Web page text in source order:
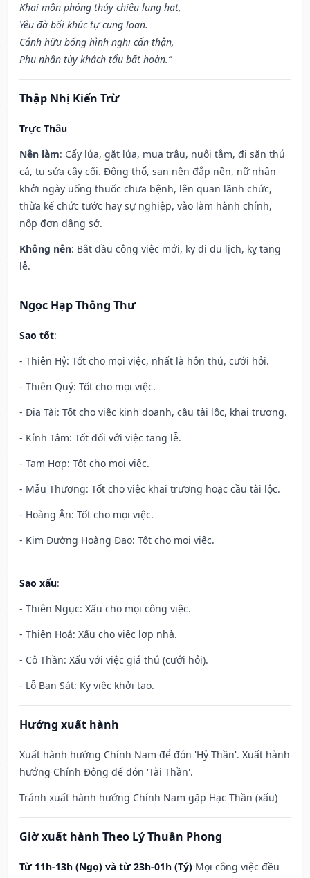
Khai môn phóng thủy chiêu lung hạt,
Yêu đà bối khúc tự cung loan.
Cánh hữu bổng hình nghi cẩn thận,
Phụ nhân tùy khách tẩu bất hoàn.”
Thập Nhị Kiến Trừ
Trực Thâu
Nên làm: Cấy lúa, gặt lúa, mua trâu, nuôi tằm, đi săn thú
cá, tu sửa cây cối. Động thổ, san nền đắp nền, nữ nhân
khởi ngày uống thuốc chưa bệnh, lên quan lãnh chức,
thừa kế chức tước hay sự nghiệp, vào làm hành chính,
nộp đơn dâng sớ.
Không nên: Bắt đầu công việc mới, kỵ đi du lịch, kỵ tang
lễ.
Ngọc Hạp Thông Thư
Sao tốt:
- Thiên Hỷ: Tốt cho mọi việc, nhất là hôn thú, cưới hỏi.
- Thiên Quý: Tốt cho mọi việc.
- Địa Tài: Tốt cho việc kinh doanh, cầu tài lộc, khai trương.
- Kính Tâm: Tốt đối với việc tang lễ.
- Tam Hợp: Tốt cho mọi việc.
- Mẫu Thương: Tốt cho việc khai trương hoặc cầu tài lộc.
- Hoàng Ân: Tốt cho mọi việc.
- Kim Đường Hoàng Đạo: Tốt cho mọi việc.
Sao xấu:
- Thiên Ngục: Xấu cho mọi công việc.
- Thiên Hoả: Xấu cho việc lợp nhà.
- Cô Thần: Xấu với việc giá thú (cưới hỏi).
- Lỗ Ban Sát: Kỵ việc khởi tạo.
Hướng xuất hành
Xuất hành hướng Chính Nam để đón 'Hỷ Thần'. Xuất hành
hướng Chính Đông để đón 'Tài Thần'.
Tránh xuất hành hướng Chính Nam gặp Hạc Thần (xấu)
Giờ xuất hành Theo Lý Thuần Phong
Từ 11h-13h (Ngọ) và từ 23h-01h (Tý) Mọi công việc đều